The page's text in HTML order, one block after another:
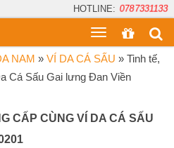
HOTLINE: 0787331133
Toggle
menu
NAM » VÍ DA CÁ SẤU » Tinh tế,
Cá Sấu Gai lưng Đan Viền
CẤP CÙNG VÍ DA CÁ SẤU